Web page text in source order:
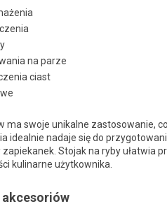
na parze
ciast
ma swoje unikalne zastosowanie,
idealnie nadaje się do
Stojak na ryby ułatwia
kulinarne użytkownika.